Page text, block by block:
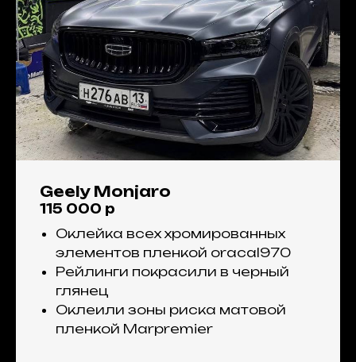
Geely Monjaro
115 000 р
Оклейка всех хромированных
элементов пленкой oracal970
Рейлинги покрасили в черный
глянец
Оклеили зоны риска матовой
пленкой Marpremier